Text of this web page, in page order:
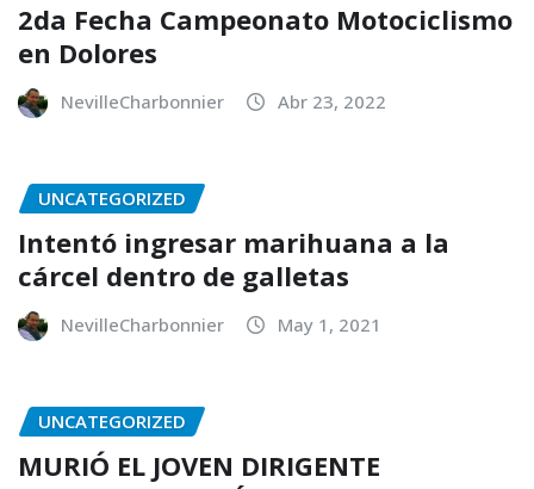
2da Fecha Campeonato Motociclismo
en Dolores
NevilleCharbonnier Abr 23, 2022
UNCATEGORIZED
Intentó ingresar marihuana a la
cárcel dentro de galletas
NevilleCharbonnier May 1, 2021
UNCATEGORIZED
MURIÓ EL JOVEN DIRIGENTE